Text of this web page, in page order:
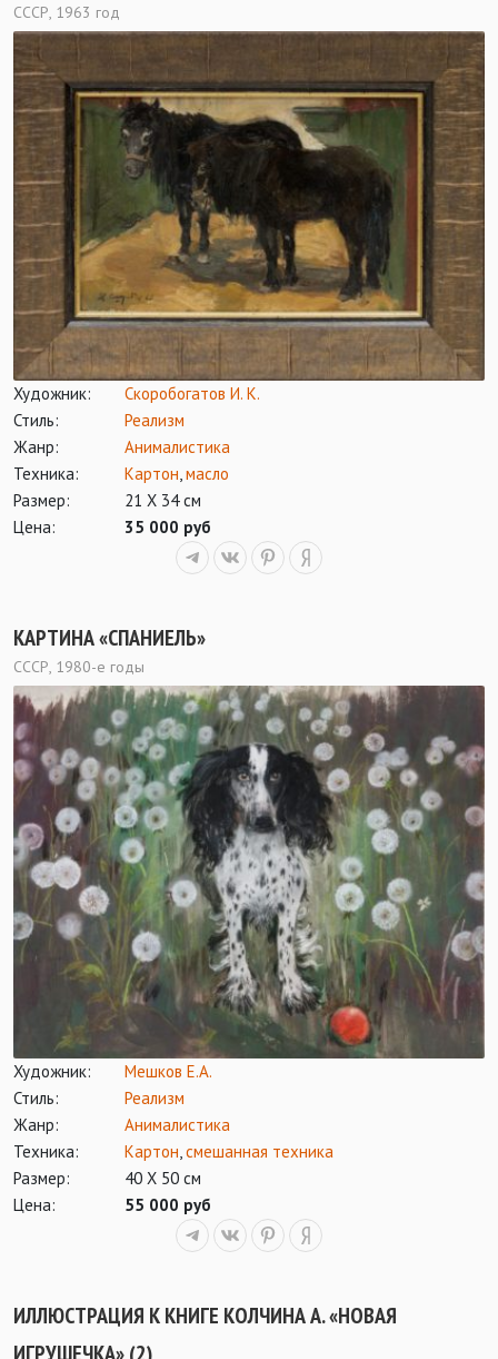
СССР, 1963 год
Художник:
Скоробогатов И. К.
Стиль:
Реализм
Жанр:
Анималистика
Техника:
Картон,масло
Размер:
21 Х 34 см
Цена:
35 000 руб
КАРТИНА «СПАНИЕЛЬ»
СССР, 1980-е годы
Художник:
Мешков Е.А.
Стиль:
Реализм
Жанр:
Анималистика
Техника:
Картон,смешанная техника
Размер:
40 Х 50 см
Цена:
55 000 руб
ИЛЛЮСТРАЦИЯ К КНИГЕ КОЛЧИНА А. «НОВАЯ